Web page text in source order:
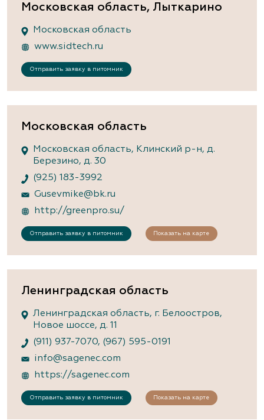
Московская область, Лыткарино
Московская область
www.sidtech.ru
Отправить заявку в питомник
Московская область
Московская область, Клинский р-н, д.
Березино, д. 30
(925) 183-3992
Gusevmike@bk.ru
http://greenpro.su/
Отправить заявку в питомник Показать на карте
Ленинградская область
Ленинградская область, г. Белоостров,
Новое шоссе, д. 11
(911) 937-7070, (967) 595-0191
info@sagenec.com
https://sagenec.com
Отправить заявку в питомник Показать на карте